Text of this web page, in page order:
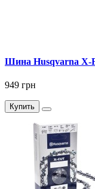
Шина Husqvarna X-
949 грн
Купить